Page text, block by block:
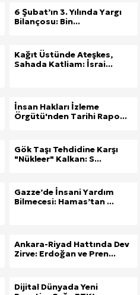
6 Şubat’ın 3. Yılında Yargı
Bilançosu: Bin...
Kağıt Üstünde Ateşkes,
Sahada Katliam: İsrai...
İnsan Hakları İzleme
Örgütü'nden Tarihi Rapo...
Gök Taşı Tehdidine Karşı
"Nükleer" Kalkan: S...
Gazze’de İnsani Yardım
Bilmecesi: Hamas’tan ...
Ankara-Riyad Hattında Dev
Zirve: Erdoğan ve Pren...
Dijital Dünyada Yeni